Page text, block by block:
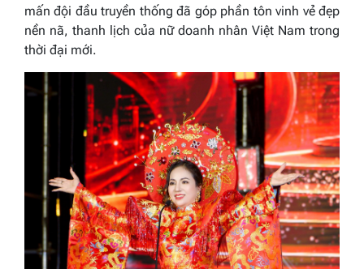
mấn đội đầu truyền thống đã góp phần tôn vinh vẻ đẹp
nền nã, thanh lịch của nữ doanh nhân Việt Nam trong
thời đại mới.